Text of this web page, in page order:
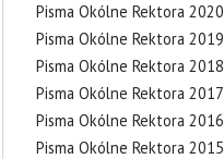
Pisma Okólne Rektora 2020
Pisma Okólne Rektora 2019
Pisma Okólne Rektora 2018
Pisma Okólne Rektora 2017
Pisma Okólne Rektora 2016
Pisma Okólne Rektora 2015